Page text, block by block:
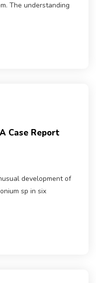
The understanding
Case Report
development of
sp in six